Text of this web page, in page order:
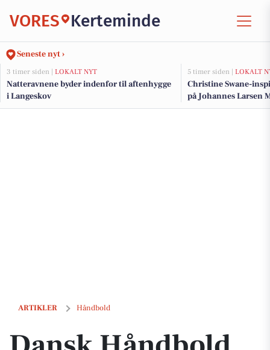
VORES Kerteminde
Seneste nyt ›
3 timer siden | LOKALT NYT
Natteravnene byder indenfor til aftenhygge
i Langeskov
5 timer siden | LOKALT
Christine Swane-
på Johannes Larsen
ARTIKLER Håndbold
Dansk Håndbold Forbund indgår samarbejde med VORES Mediehus